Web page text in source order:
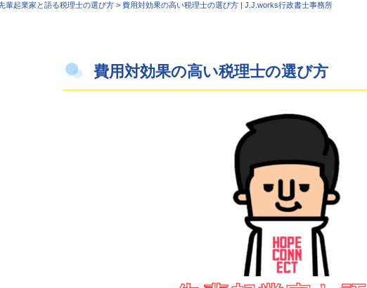
輩起業家と語る税理士の選び方 > 費用対効果の高い税理士の選び方 | J.J.works行政書士事務所
費用対効果の高い税理士の選び方